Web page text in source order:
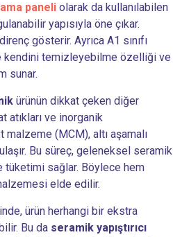
paneliolarak da kullanılabilen
yapısıyla öne çıkar.
gösterir. Ayrıca A1 sınıfı
kendini temizleyebilme özelliği ve
sunar.
ürünün dikkat çeken diğer
atıkları ve inorganik
(MCM), altı aşamalı
Bu süreç, geleneksel seramik
tüketimi sağlar. Böylece hem
elde edilir.
ürün herhangi bir ekstra
Bu da seramik yapıştırıcı